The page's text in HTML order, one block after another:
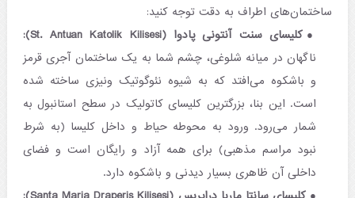
ساختمان‌های اطراف به دقت توجه کنید:
کلیسای سنت آنتونی پادوا (St. Antuan Katolik Kilisesi):
ناگهان در میانه شلوغی، چشم شما به یک ساختمان آجری قرمز
و باشکوه می‌افتد که به شیوه نئوگوتیک ونیزی ساخته شده
است. این بنا، بزرگترین کلیسای کاتولیک در سطح استانبول به
شمار می‌رود. ورود به محوطه حیاط و داخل کلیسا (به شرط
نبود مراسم مذهبی) برای همه آزاد و رایگان است و فضای
داخلی آن ظاهری بسیار دیدنی و باشکوه دارد.